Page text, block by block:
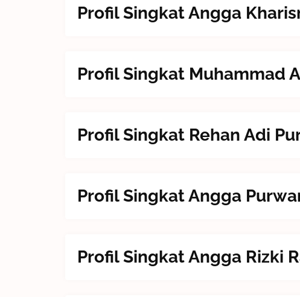
Profil Singkat Angga
Profil Singkat Muhammad
Profil Singkat Rehan Adi
Profil Singkat Angga
Profil Singkat Angga Rizki